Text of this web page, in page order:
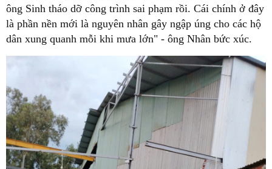
ông Sinh tháo dỡ công trình sai phạm rồi. Cái chính ở đây
là phần nền mới là nguyên nhân gây ngập úng cho các hộ
dân xung quanh mỗi khi mưa lớn" - ông Nhân bức xúc.